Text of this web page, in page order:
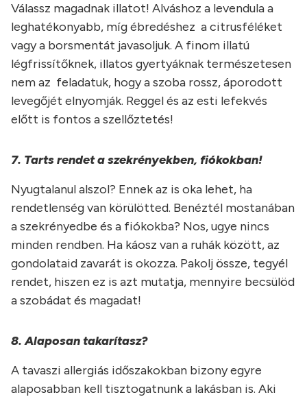
Válassz magadnak illatot! Alváshoz a levendula a
leghatékonyabb, míg ébredéshez a citrusféléket
vagy a borsmentát javasoljuk. A finom illatú
légfrissítőknek, illatos gyertyáknak természetesen
nem az feladatuk, hogy a szoba rossz, áporodott
levegőjét elnyomják. Reggel és az esti lefekvés
előtt is fontos a szellőztetés!
7. Tarts rendet a szekrényekben, fiókokban!
Nyugtalanul alszol? Ennek az is oka lehet, ha
rendetlenség van körülötted. Benéztél mostanában
a szekrényedbe és a fiókokba? Nos, ugye nincs
minden rendben. Ha káosz van a ruhák között, az
gondolataid zavarát is okozza. Pakolj össze, tegyél
rendet, hiszen ez is azt mutatja, mennyire becsülöd
a szobádat és magadat!
8. Alaposan takarítasz?
A tavaszi allergiás időszakokban bizony egyre
alaposabban kell tisztogatnunk a lakásban is. Aki